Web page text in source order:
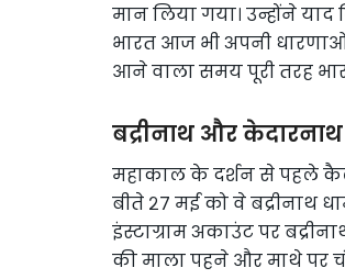
मान लिया गया। उन्होंने
भारत आज भी अपनी
आने वाला समय पूरी तरह
बद्रीनाथ और केदारनाथ
महाकाल के दर्शन से पहले
बीते २७ मई को वे बद्रीनाथ
इंस्टाग्राम अकाउंट पर
की माला पहने और माथे पर